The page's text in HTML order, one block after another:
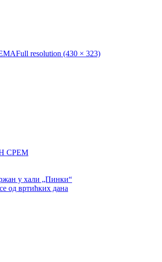
Full resolution (430 × 323)
СРЕМ
у хали „Пинки“
од вртићких дана